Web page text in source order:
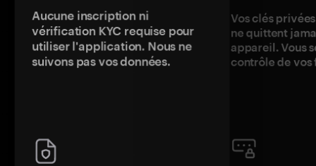
Aucune inscription ni
vérification KYC requise pour
utiliser l'application. Nous ne
suivons pas vos données.
Vos clés
ne quittent
appareil. Vous
contrôle de vos